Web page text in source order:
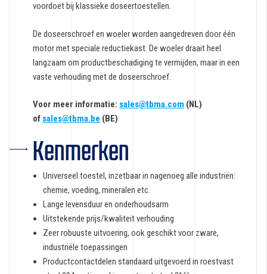
voordoet bij klassieke doseertoestellen.
De doseerschroef en woeler worden aangedreven door één
motor met speciale reductiekast. De woeler draait heel
langzaam om productbeschadiging te vermijden, maar in een
vaste verhouding met de doseerschroef.
Voor meer informatie: sales@tbma.com (NL)
of sales@tbma.be (BE)
Kenmerken
Universeel toestel, inzetbaar in nagenoeg alle industriën:
chemie, voeding, mineralen etc.
Lange levensduur en onderhoudsarm
Uitstekende prijs/kwaliteit verhouding
Zeer robuuste uitvoering, ook geschikt voor zware,
industriële toepassingen
Productcontactdelen standaard uitgevoerd in roestvast